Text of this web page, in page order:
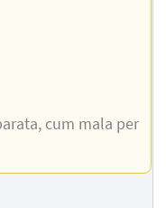
cum mala per